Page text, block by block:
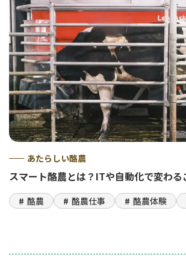
あたらしい酪農
スマート酪農とは？ITや自動化で変わ
酪農 酪農仕事 酪農体験